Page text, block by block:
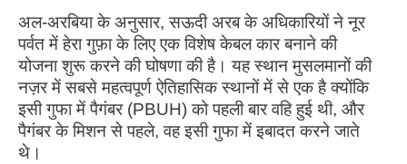
अल-अरबिया के अनुसार, सऊदी अरब के अधिकारियों ने नूर
पर्वत में हेरा गुफ़ा के लिए एक विशेष केबल कार बनाने की
योजना शुरू करने की घोषणा की है। यह स्थान मुसलमानों की
नज़र में सबसे महत्वपूर्ण ऐतिहासिक स्थानों में से एक है क्योंकि
इसी गुफा में पैगंबर (PBUH) को पहली बार वहि हुई थी, और
पैगंबर के मिशन से पहले, वह इसी गुफा में इबादत करने जाते
थे।